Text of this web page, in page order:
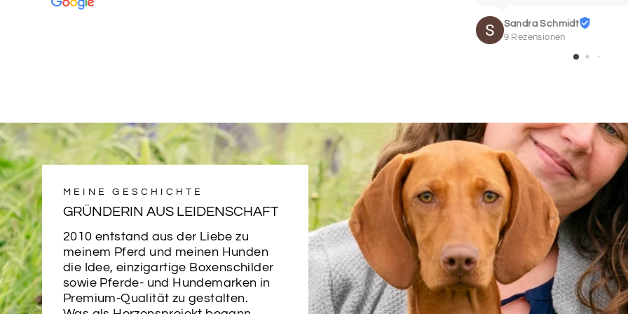
19
21
Daten des Pferdes
Bitte trage hier die
Sandra Schmidt
9 Rezensionen
MEINE GESCHICHTE
GRÜNDERIN AUS LEIDENSCHAFT
2010 entstand aus der Liebe zu
meinem Pferd und meinen Hunden
die Idee, einzigartige Boxenschilder
sowie Pferde- und Hundemarken in
Premium-Qualität zu gestalten.